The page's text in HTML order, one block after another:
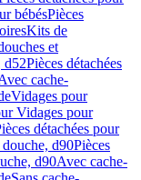
bébésPièces
Kits de
et
d52Pièces détachées
cache-
Vidages pour
Vidages pour
détachées pour
d90Pièces
d90Avec cache-